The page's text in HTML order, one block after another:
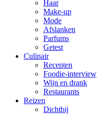
Haar
Make-up
Mode
Afslanken
Parfums
Getest
Culinair
Recepten
Foodie-interview
Wijn en drank
Restaurants
Reizen
Dichtbij